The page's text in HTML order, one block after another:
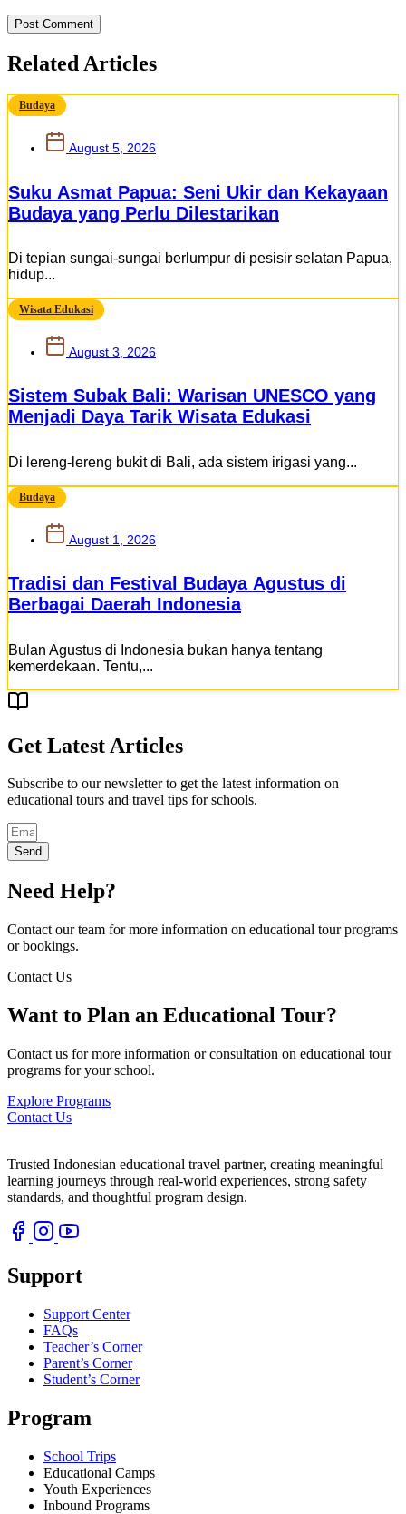
Related Articles
Budaya
August 5, 2026
Suku Asmat Papua: Seni Ukir dan Kekayaan
Budaya yang Perlu Dilestarikan
Di tepian sungai-sungai berlumpur di pesisir selatan Papua,
hidup...
Wisata Edukasi
August 3, 2026
Sistem Subak Bali: Warisan UNESCO yang
Menjadi Daya Tarik Wisata Edukasi
Di lereng-lereng bukit di Bali, ada sistem irigasi yang...
Budaya
August 1, 2026
Tradisi dan Festival Budaya Agustus di
Berbagai Daerah Indonesia
Bulan Agustus di Indonesia bukan hanya tentang
kemerdekaan. Tentu,...
Get Latest Articles
Subscribe to our newsletter to get the latest information on
educational tours and travel tips for schools.
Send
Need Help?
Contact our team for more information on educational tour programs
or bookings.
Contact Us
Want to Plan an Educational Tour?
Contact us for more information or consultation on educational tour
programs for your school.
Explore Programs
Contact Us
Trusted Indonesian educational travel partner, creating meaningful
learning journeys through real-world experiences, strong safety
standards, and thoughtful program design.
Support
Support Center
FAQs
Teacher’s Corner
Parent’s Corner
Student’s Corner
Program
School Trips
Educational Camps
Youth Experiences
Inbound Programs